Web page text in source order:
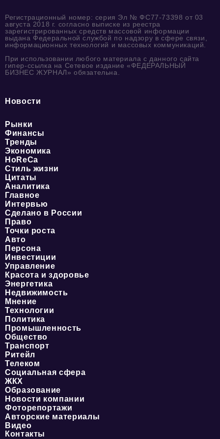
Регистрационный номер: серия Эл № ФС77-73398 от 03
августа 2018 г. согласно выписке из реестра
зарегистрированных средств массовой информации
выдана Федеральной службой по надзору в сфере связи,
информационных технологий и массовых коммуникаций.
При использовании любого материала с данного сайта
гипер-ссылка на Сетевое издание «ФЕДЕРАЛЬНЫЙ
БИЗНЕС ЖУРНАЛ» обязательна.
Новости
Рынки
Финансы
Тренды
Экономика
HoReCa
Стиль жизни
Цитаты
Аналитика
Главное
Интервью
Сделано в России
Право
Точки роста
Авто
Персона
Инвестиции
Управление
Красота и здоровье
Энергетика
Недвижимость
Мнение
Технологии
Политика
Промышленность
Общество
Транспорт
Ритейл
Телеком
Социальная сфера
ЖКХ
Образование
Новости компании
Фоторепортажи
Авторские материалы
Видео
Контакты